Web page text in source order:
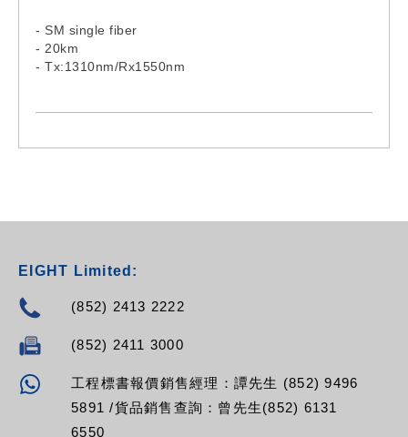
- SM single fiber
- 20km
- Tx:1310nm/Rx1550nm
EIGHT Limited:
(852) 2413 2222
(852) 2411 3000
工程標書報價銷售經理：譚先生 (852) 9496
5891 /貨品銷售查詢：曾先生(852) 6131
6550